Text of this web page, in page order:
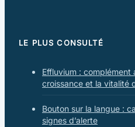
LE PLUS CONSULTÉ
Effluvium : complément
croissance et la vitalité
Bouton sur la langue :
signes d’alerte